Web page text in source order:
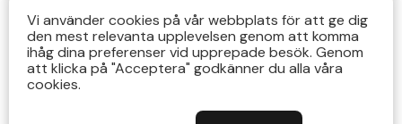
KUNDTJÄNST
Butiks- & telefontider Mån-Tors 12-14 Lör 12-14
övriga tider via e-post: order@agersta.nu
© 2026 Agersta.
Vi använder cookies på vår webbplats för att ge dig
den mest relevanta upplevelsen genom att komma
ihåg dina preferenser vid upprepade besök. Genom
att klicka på "Acceptera" godkänner du alla våra
cookies.